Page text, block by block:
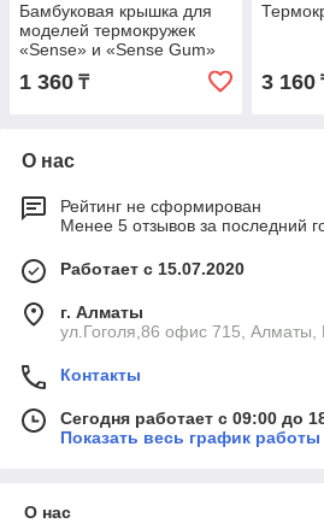
Бамбуковая крышка для
моделей термокружек
«Sense» и «Sense Gum»
1 360 ₸ 3 160
О нас
Рейтинг не сформирован
Менее 5 отзывов за последний
Работает с 15.07.2020
г. Алматы
ул.Гоголя,86 офис 715, Алматы,
Контакты
Сегодня работает с 09:00 до
Показать весь график работы
О нас